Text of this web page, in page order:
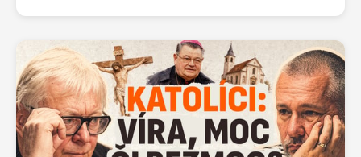
trochu nuda,“ říká Pavel Kosatík v novém díle
podcastu také rozebírají, proč dnes znovu sílí
nacionalismus, co skutečně znamená vlastenectví
a jestli se Češi stále vyrovnávají se svými
historickými zraněními.